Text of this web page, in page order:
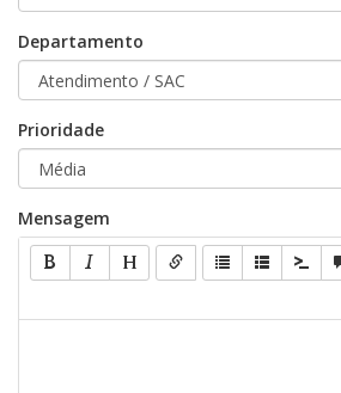
Departamento
Prioridade
Mensagem